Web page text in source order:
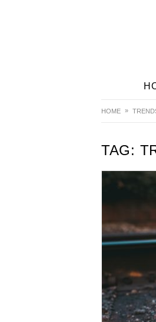
HOME
TAG: